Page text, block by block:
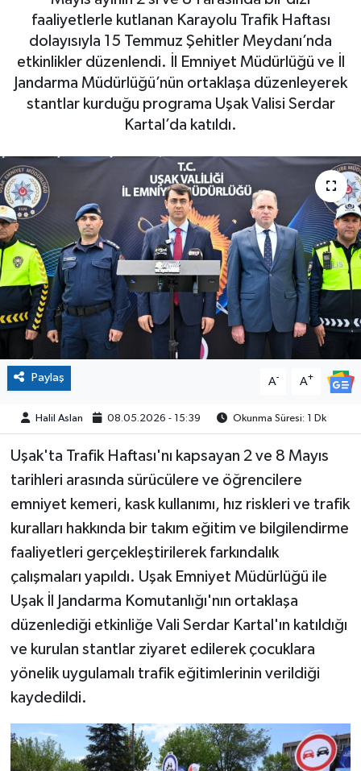
faaliyetlerle kutlanan Karayolu Trafik Haftası
dolayısıyla 15 Temmuz Şehitler Meydanı’nda
etkinlikler düzenlendi. İl Emniyet Müdürlüğü ve İl
Jandarma Müdürlüğü’nün ortaklaşa düzenleyerek
stantlar kurduğu programa Uşak Valisi Serdar
Kartal’da katıldı.
Paylaş A- A+
Halil Aslan 08.05.2026 - 15:39 Okunma Süresi: 1 Dk
Uşak'ta Trafik Haftası'nı kapsayan 2 ve 8 Mayıs
tarihleri arasında sürücülere ve öğrencilere
emniyet kemeri, kask kullanımı, hız riskleri ve trafik
kuralları hakkında bir takım eğitim ve bilgilendirme
faaliyetleri gerçekleştirilerek farkındalık
çalışmaları yapıldı. Uşak Emniyet Müdürlüğü ile
Uşak İl Jandarma Komutanlığı'nın ortaklaşa
düzenlediği etkinliğe Vali Serdar Kartal'ın katıldığı
ve kurulan stantlar ziyaret edilerek çocuklara
yönelik uygulamalı trafik eğitimlerinin verildiği
kaydedildi.